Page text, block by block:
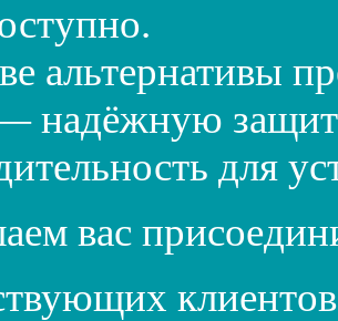
альтернативы
надёжную
для
вас